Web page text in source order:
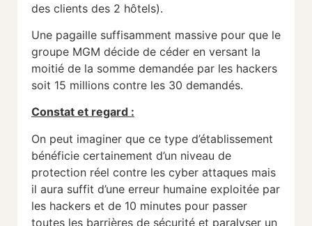
des clients des 2 hôtels).
Une pagaille suffisamment massive pour que le
groupe MGM décide de céder en versant la
moitié de la somme demandée par les hackers
soit 15 millions contre les 30 demandés.
Constat et regard :
On peut imaginer que ce type d’établissement
bénéficie certainement d’un niveau de
protection réel contre les cyber attaques mais
il aura suffit d’une erreur humaine exploitée par
les hackers et de 10 minutes pour passer
toutes les barrières de sécurité et paralyser un